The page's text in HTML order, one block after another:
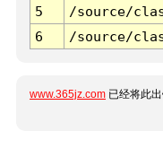
5
/source/
6
/source/
www.365jz.com 已经将此